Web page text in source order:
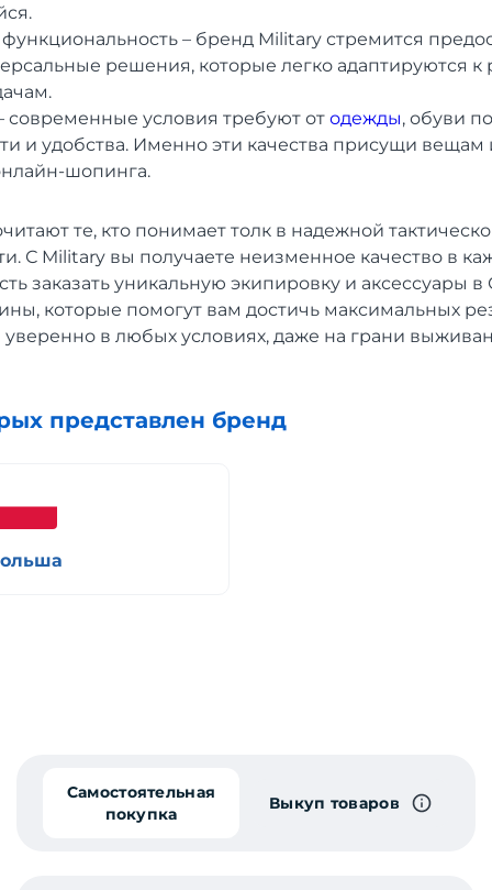
– бренд Military стремится
решения, которые легко адаптируются
современные условия требуют от одежды, обуви
и удобства. Именно эти качества присущи вещам
шопинга.
те, кто понимает толк в надежной
С Military вы получаете неизменное качество в
заказать уникальную экипировку и аксессуары
которые помогут вам достичь максимальных
уверенно в любых условиях, даже на грани
представлен бренд
Самостоятельная
покупка
Выкуп товаров